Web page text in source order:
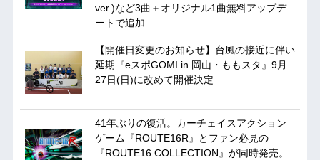
ver.)など3曲＋オリジナル1曲無料アップデ
ートで追加
【開催日変更のお知らせ】台風の接近に伴い
延期『eスポGOMI in 岡山・ももスタ』9月
27日(日)に改めて開催決定
41年ぶりの復活。カーチェイスアクション
ゲーム『ROUTE16R』とファン必見の
『ROUTE16 COLLECTION』が同時発売。